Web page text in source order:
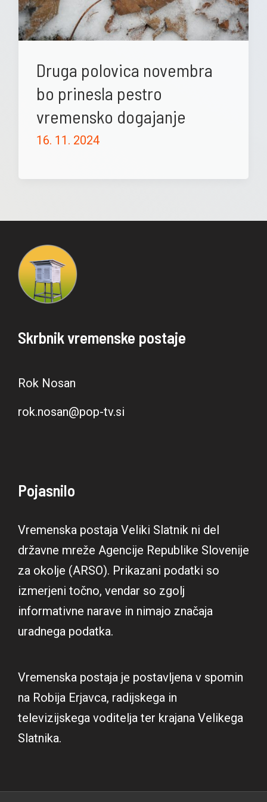
Druga polovica novembra
bo prinesla pestro
vremensko dogajanje
16. 11. 2024
Skrbnik vremenske postaje
Rok Nosan
rok.nosan@pop-tv.si
Pojasnilo
Vremenska postaja Veliki Slatnik ni del
državne mreže Agencije Republike Slovenije
za okolje (ARSO). Prikazani podatki so
izmerjeni točno, vendar so zgolj
informativne narave in nimajo značaja
uradnega podatka.
Vremenska postaja je postavljena v spomin
na Robija Erjavca, radijskega in
televizijskega voditelja ter krajana Velikega
Slatnika.